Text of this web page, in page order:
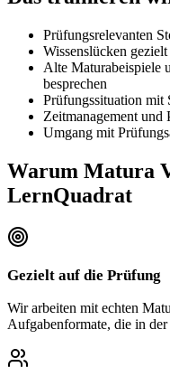
Prüfungsrelevanten
Wissenslücken
Alte Maturabeispiele
besprechen
Prüfungssituation mit
Zeitmanagement und
Umgang mit
Warum Matura
LernQuadrat
Gezielt auf die Prüfung
Wir arbeiten mit echten
Aufgabenformate, die in